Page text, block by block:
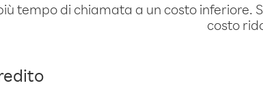
tempo di chiamata a un costo inferiore.
costo